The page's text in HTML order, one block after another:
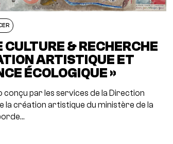
CULTURE & RECHERCHE
ARTISTIQUE ET
ÉCOLOGIQUE »
conçu par les services de la Direction
la création artistique du ministère de la